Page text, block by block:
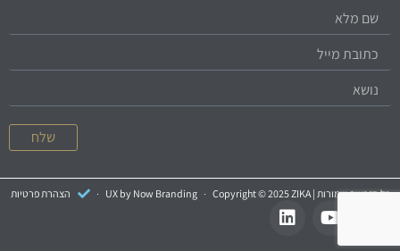
שלח
כל הזכויות שמורות | Copyright © 2025 ZIKA UX by Now Branding הצהרת פרטיות